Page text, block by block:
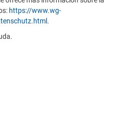
https://www.wg-
.